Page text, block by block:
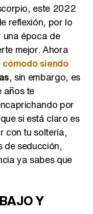
este 2022
reflexión, por lo
época de
mejor. Ahora
cómodo siendo
, sin embargo, es
años te
por
si está claro es
con tu soltería,
de seducción,
ya sabes que
Y